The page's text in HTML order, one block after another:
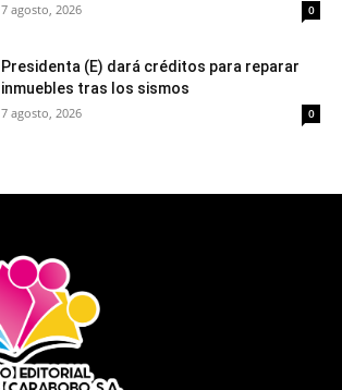
7 agosto, 2026 0
Presidenta (E) dará créditos para reparar
inmuebles tras los sismos
7 agosto, 2026 0